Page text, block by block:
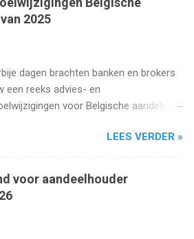
2025
dagen brachten banken en brokers
een reeks advies- en
voor Belgische aandelen.
t/m 1 september 2025 met onder
en Van de Velde .
LEES VERDER »
voor aandeelhouder